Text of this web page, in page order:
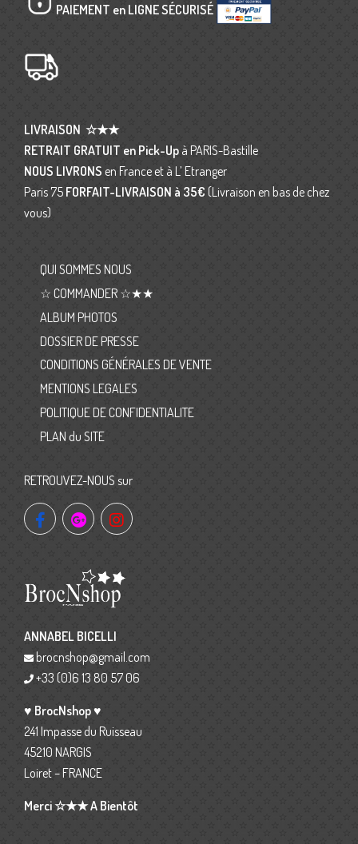
PAIEMENT en LIGNE SÉCURISÉ
LIVRAISON ☆★★
RETRAIT GRATUIT en Pick-Up à PARIS-Bastille
NOUS LIVRONS en France et à L’ Etranger
Paris 75 FORFAIT-LIVRAISON à 35€ (Livraison en bas de chez
vous)
QUI SOMMES NOUS
☆ COMMANDER ☆★★
ALBUM PHOTOS
DOSSIER DE PRESSE
CONDITIONS GÉNÉRALES DE VENTE
MENTIONS LEGALES
POLITIQUE DE CONFIDENTIALITE
PLAN du SITE
RETROUVEZ-NOUS sur
ANNABEL BICELLI
brocnshop@gmail.com
+33 (0)6 13 80 57 06
♥ BrocNshop ♥
241 Impasse du Ruisseau
45210 NARGIS
Loiret – FRANCE
Merci ☆★★ A Bientôt